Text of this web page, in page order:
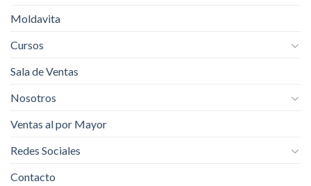
Moldavita
Cursos
Sala de Ventas
Nosotros
Ventas al por Mayor
Redes Sociales
Contacto